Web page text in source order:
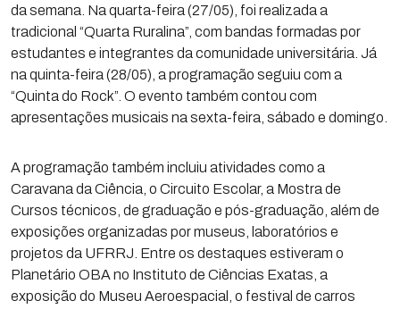
da semana. Na quarta-feira (27/05), foi realizada a
tradicional “Quarta Ruralina”, com bandas formadas por
estudantes e integrantes da comunidade universitária. Já
na quinta-feira (28/05), a programação seguiu com a
“Quinta do Rock”. O evento também contou com
apresentações musicais na sexta-feira, sábado e domingo.
A programação também incluiu atividades como a
Caravana da Ciência, o Circuito Escolar, a Mostra de
Cursos técnicos, de graduação e pós-graduação, além de
exposições organizadas por museus, laboratórios e
projetos da UFRRJ. Entre os destaques estiveram o
Planetário OBA no Instituto de Ciências Exatas, a
exposição do Museu Aeroespacial, o festival de carros